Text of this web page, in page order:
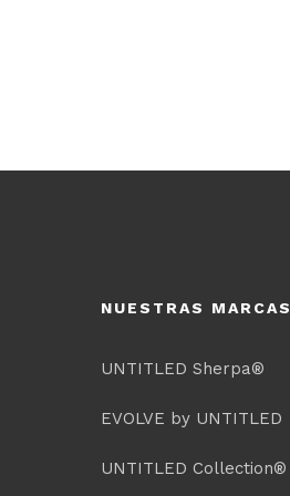
NUESTRAS MARCAS
UNTITLED Sherpa®
EVOLVE by UNTITLED
UNTITLED Collection®